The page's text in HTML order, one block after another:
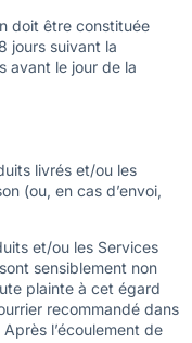
doit être constituée
jours suivant la
avant le jour de la
livrés et/ou les
(ou, en cas d’envoi,
et/ou les Services
sensiblement non
plainte à cet égard
recommandé dans
l’écoulement de